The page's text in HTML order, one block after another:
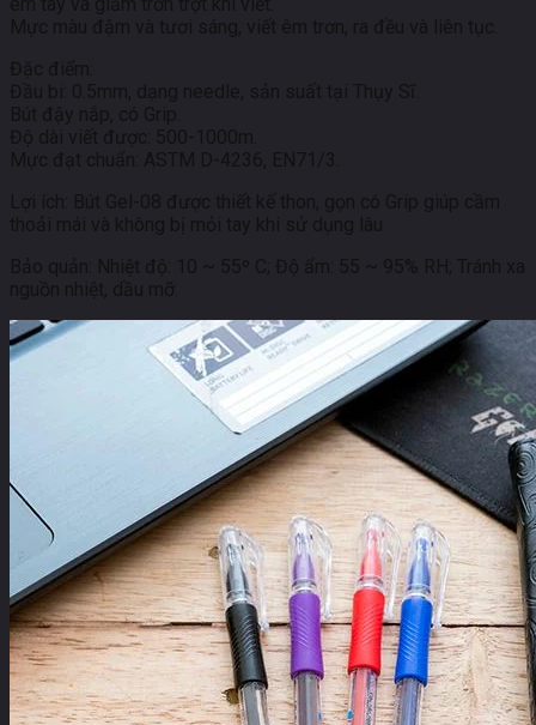
Mực màu đậm và tươi sáng, viết êm trơn, ra đều và liên tục.
Đặc điểm:
Đầu bi: 0.5mm, dạng needle, sản suất tại Thụy Sĩ.
Bút đậy nắp, có Grip.
Độ dài viết được: 500-1000m.
Mực đạt chuẩn: ASTM D-4236, EN71/3.
Lợi ích: Bút Gel-08 được thiết kế thon, gọn có Grip giúp cầm
thoải mái và không bị mỏi tay khi sử dụng lâu
Bảo quản: Nhiệt độ: 10 ~ 55º C; Độ ẩm: 55 ~ 95% RH; Tránh xa
nguồn nhiệt, dầu mỡ.